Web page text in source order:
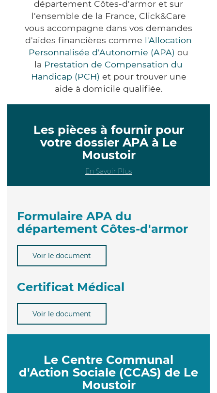
département Côtes-d'armor et sur
l'ensemble de la France, Click&Care
vous accompagne dans vos demandes
d'aides financières comme l'Allocation
Personnalisée d'Autonomie (APA) ou
la Prestation de Compensation du
Handicap (PCH) et pour trouver une
aide à domicile qualifiée.
Les pièces à fournir pour
votre dossier APA à Le
Moustoir
En Savoir Plus
Formulaire APA du
département Côtes-d'armor
Voir le document
Certificat Médical
Voir le document
Le Centre Communal
d'Action Sociale (CCAS) de Le
Moustoir